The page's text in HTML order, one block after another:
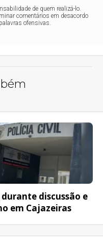
de quem realizá-lo.
comentários em desacordo
ofensivas.
discussão e
em Cajazeiras